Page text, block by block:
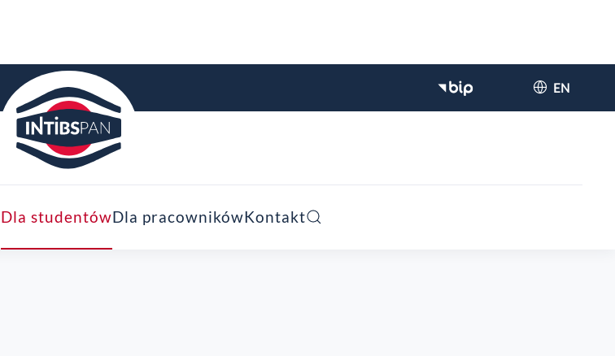
EN
Dla studentówDla pracownikówKontakt